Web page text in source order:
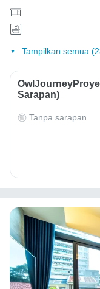
Tampilkan semua
Sarapan)
Tanpa sarapan